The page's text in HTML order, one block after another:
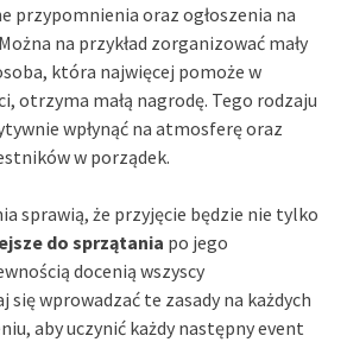
przypomnienia oraz ogłoszenia na
na przykład zorganizować mały
która najwięcej pomoże w
otrzyma małą nagrodę. Tego rodzaju
wpłynąć na atmosferę oraz
w porządek.
sprawią, że przyjęcie będzie nie tylko
do sprzątania po jego
docenią wszyscy
wprowadzać te zasady na każdych
aby uczynić każdy następny event